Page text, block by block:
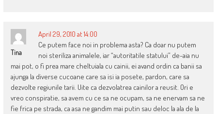
Tina
April 29, 2010 at 14:00
Ce putem face noi in problema asta? Ca doar nu putem
noi steriliza animalele, iar “autoritatile statului” de-aia nu
mai pot, o fi prea mare cheltuiala cu cainii, ei avand ordin ca banii sa
ajunga la diverse cucoane care sa isi ia posete, pardon, care sa
dezvolte regiunile tarii. Uite ca dezvolatrea cainilor a reusit. Ori e
vreo conspiratie, sa avem cu ce sa ne ocupam, sa ne enervam sa ne
fie frica pe strada, ca asa ne gandim mai putin sau deloc la ala de la